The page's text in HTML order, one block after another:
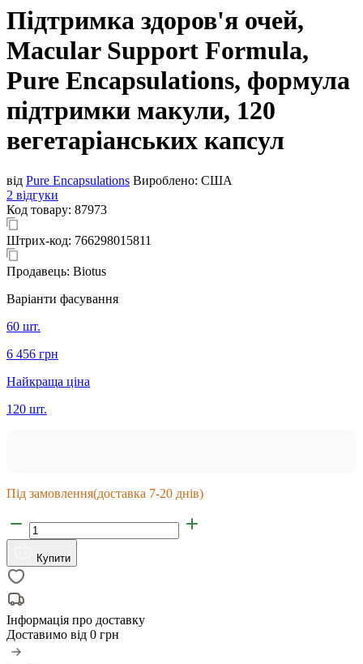
Підтримка здоров'я очей,
Macular Support Formula,
Pure Encapsulations, формула
підтримки макули, 120
вегетаріанських капсул
від Pure Encapsulations Вироблено: США
2 відгуки
Код товару: 87973
Штрих-код: 766298015811
Продавець: Biotus
Варіанти фасування
60 шт.
6 456 грн
Найкраща ціна
120 шт.
Під замовлення(доставка 7-20 днів)
Купити
Інформація про доставку
Доставимо від 0 грн